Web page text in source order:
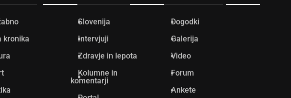
kronika
Slovenija
Intervjuji
Zdravje in lepota
Kolumne in
komentarji
Dogodki
Galerija
Video
Forum
Ankete